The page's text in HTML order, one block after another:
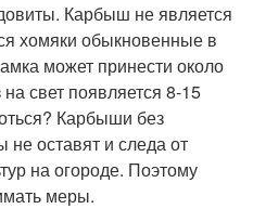
Карбыш не является
хомяки обыкновенные в
может принести около
свет появляется 8-15
Карбыши без
оставят и следа от
на огороде. Поэтому
меры.